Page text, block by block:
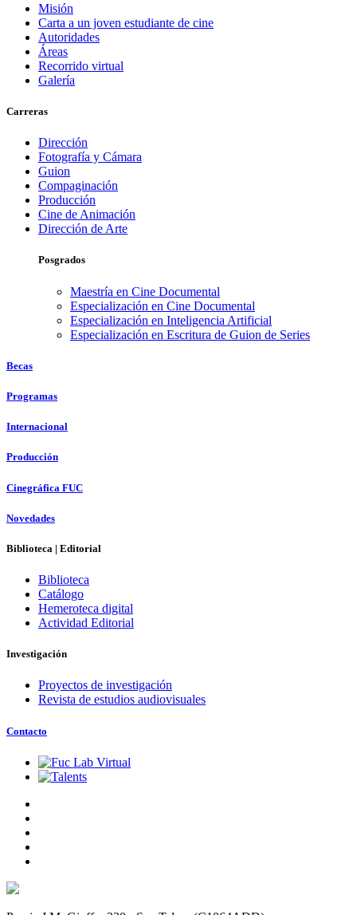
Misión
Carta a un joven estudiante de cine
Autoridades
Áreas
Recorrido virtual
Galería
Carreras
Dirección
Fotografía y Cámara
Guion
Compaginación
Producción
Cine de Animación
Dirección de Arte
Posgrados
Maestría en Cine Documental
Especialización en Cine Documental
Especialización en Inteligencia Artificial
Especialización en Escritura de Guion de Series
Becas
Programas
Internacional
Producción
Cinegráfica FUC
Novedades
Biblioteca | Editorial
Biblioteca
Catálogo
Hemeroteca digital
Actividad Editorial
Investigación
Proyectos de investigación
Revista de estudios audiovisuales
Contacto